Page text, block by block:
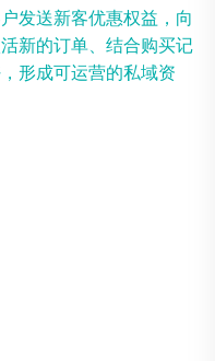
发送新客优惠权益，向
新的订单、结合购买记
形成可运营的私域资